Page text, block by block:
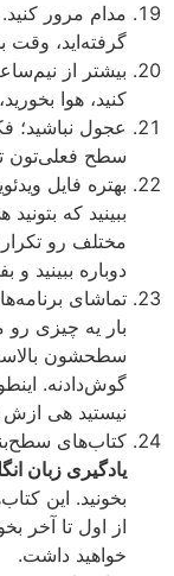
مدام مرور
گرفته‌اید، وقت
بیشتر از
کنید، هوا
عجول نباشید؛
سطح فعلی‌تون
بهتره فایل
ببینید که
مختلف رو
دوباره ببینید و
تماشای
بار یه چیزی
سطحشون
گوش‌دادنه.
نیستید هی ازش
کتاب‌های
یادگیری زبان
بخونید. این
از اول تا آخر
خواهید داشت.